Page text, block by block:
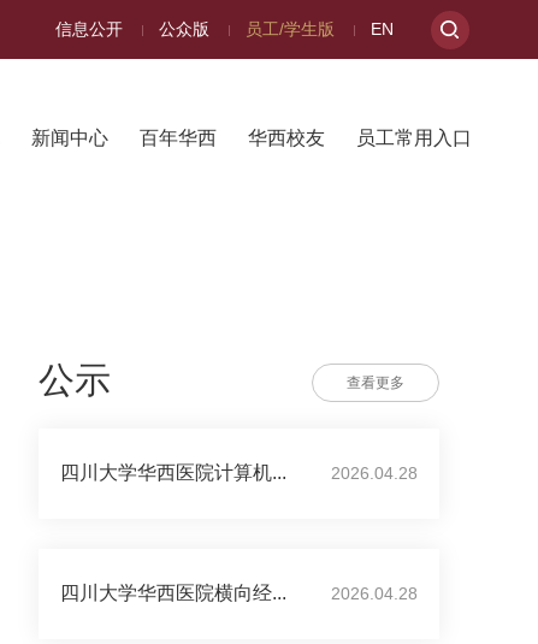
信息公开 公众版 员工/学生版 EN
新闻中心 百年华西 华西校友 员工常用入口
公示 查看更多
四川大学华西医院计算机... 2026.04.28
四川大学华西医院横向经... 2026.04.28